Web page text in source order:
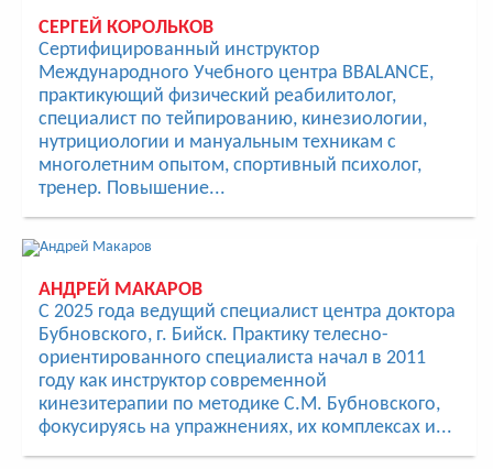
СЕРГЕЙ КОРОЛЬКОВ
Сертифицированный инструктор
Международного Учебного центра BBALANCE,
практикующий физический реабилитолог,
специалист по тейпированию, кинезиологии,
нутрициологии и мануальным техникам с
многолетним опытом, спортивный психолог,
тренер. Повышение...
АНДРЕЙ МАКАРОВ
С 2025 года ведущий специалист центра доктора
Бубновского, г. Бийск. Практику телесно-
ориентированного специалиста начал в 2011
году как инструктор современной
кинезитерапии по методике С.М. Бубновского,
фокусируясь на упражнениях, их комплексах и...